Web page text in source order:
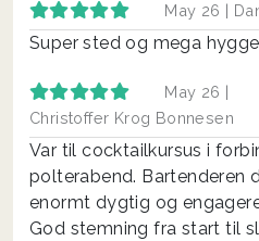
May 26 |
Super sted og mega
May 26 |
Christoffer Krog Bonnesen
Var til cocktailkursus i
polterabend. Bartenderen
enormt dygtig og
God stemning fra start til